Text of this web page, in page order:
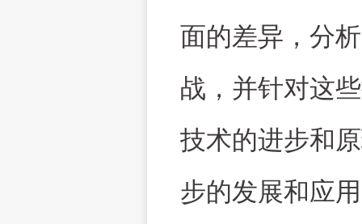
面的差异，分
战，并针对这
技术的进步和
步的发展和应